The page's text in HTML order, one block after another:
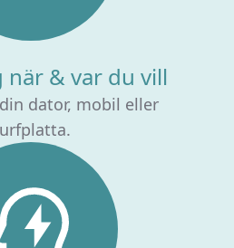
& var du vill
dator, mobil eller